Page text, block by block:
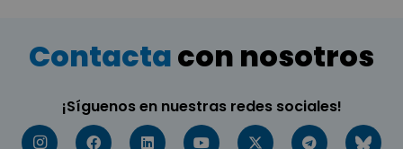
Contactacon nosotros
¡Síguenos en nuestras redes sociales!